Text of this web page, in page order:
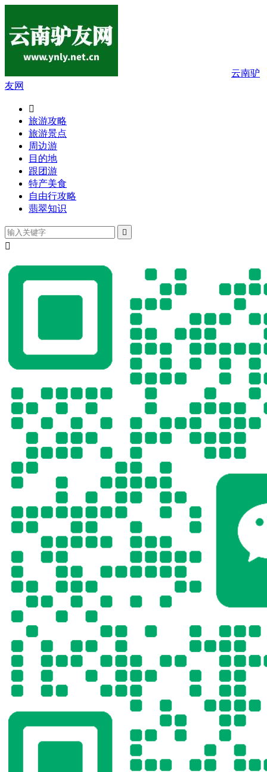
云南驴
友网

旅游攻略
旅游景点
周边游
目的地
跟团游
特产美食
自由行攻略
翡翠知识

